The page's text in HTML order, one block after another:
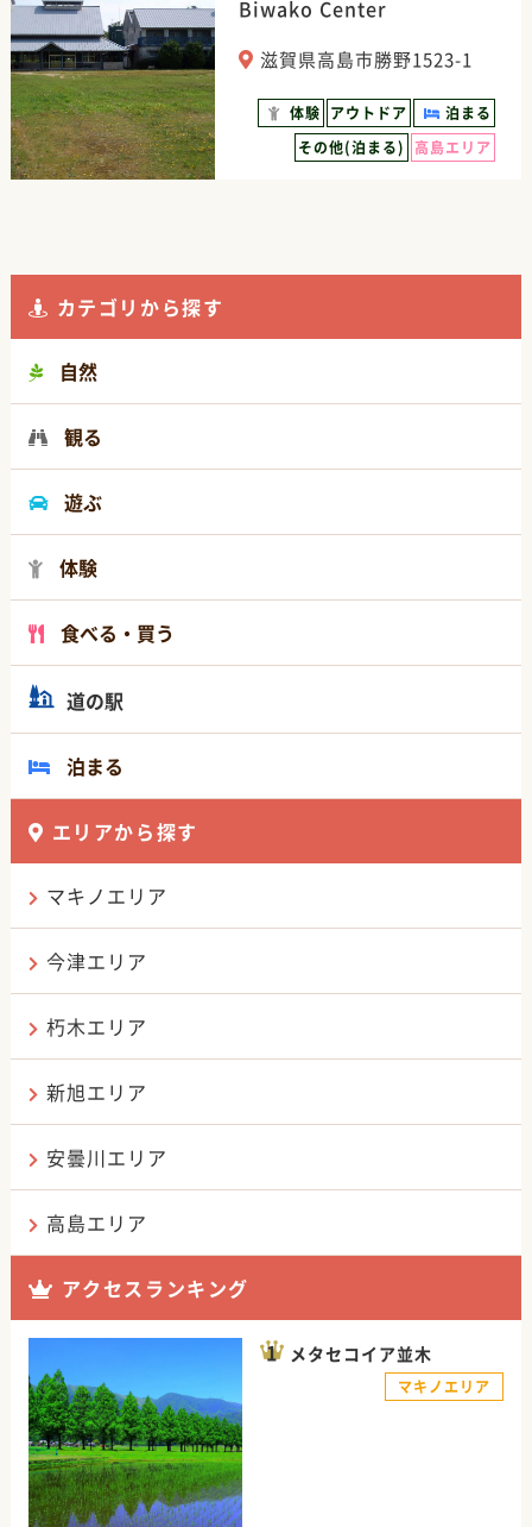
Biwako Center
滋賀県高島市勝野1523-1
体験 アウトドア
泊まる
その他(泊まる) 高島エリア
カテゴリから探す
自然
観る
遊ぶ
体験
食べる・買う
道の駅
泊まる
エリアから探す
マキノエリア
今津エリア
朽木エリア
新旭エリア
安曇川エリア
高島エリア
アクセスランキング
メタセコイア並木
マキノエリア